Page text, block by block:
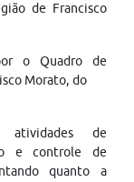
de Francisco
o Quadro de
Morato, do
atividades de
e controle de
quanto a